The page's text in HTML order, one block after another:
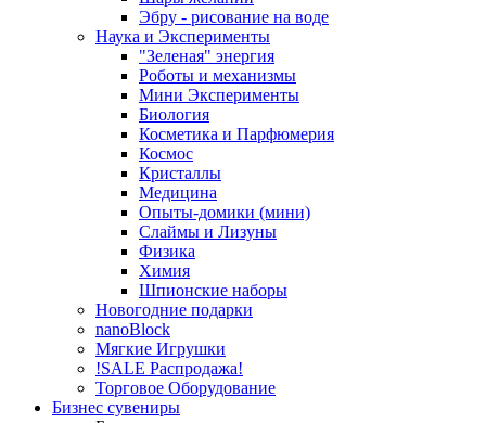
Эбру - рисование на воде
Наука и Эксперименты
"Зеленая" энергия
Роботы и механизмы
Мини Эксперименты
Биология
Косметика и Парфюмерия
Космос
Кристаллы
Медицина
Опыты-домики (мини)
Слаймы и Лизуны
Физика
Химия
Шпионские наборы
Новогодние подарки
nanoBlock
Мягкие Игрушки
!SALE Распродажа!
Торговое Оборудование
Бизнес сувениры